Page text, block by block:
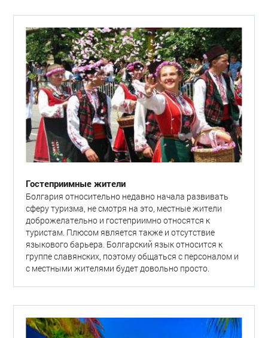
Гостеприимные жители
Болгария относительно недавно начала развивать
сферу туризма, не смотря на это, местные жители
доброжелательно и гостеприимно относятся к
туристам. Плюсом является также и отсутствие
языкового барьера. Болгарский язык относится к
группе славянских, поэтому общаться с персоналом и
с местными жителями будет довольно просто.